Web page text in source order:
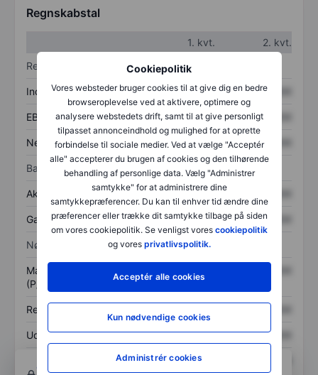
Cookiepolitik
Vores websteder bruger cookies til at give dig en bedre
browseroplevelse ved at aktivere, optimere og
analysere webstedets drift, samt til at give personligt
tilpasset annonceindhold og mulighed for at oprette
forbindelse til sociale medier. Ved at vælge "Acceptér
alle" accepterer du brugen af cookies og den tilhørende
behandling af personlige data. Vælg "Administrer
samtykke" for at administrere dine
samtykkepræferencer. Du kan til enhver tid ændre dine
præferencer eller trække dit samtykke tilbage på siden
om vores cookiepolitik. Se venligst vores cookiepolitik
og vores privatlivspolitik.
Acceptér alle cookies
Kun nødvendige cookies
Administrér cookies
Regnskabstal
1. kvt.
2. kvt.
Resultatopgørelse
Indtægter XXXXXXX XXXXXXX
EBITDA XXXXXXX XXXXXXX
Nettoresultat XXXXXXX XXXXXXX
Balance
Aktiver i alt XXXXXXX
Gæld XXXXXXX XXXXXXX
Nøgletal
Markedsværdi/omsætning
(P/S)
Resultat pr. aktie (EPS) XXXXXXX
Udbytte pr. aktie XXXXXXX XXXXXXX
Afkast af egenkapital XXXXXXX
Opret konto